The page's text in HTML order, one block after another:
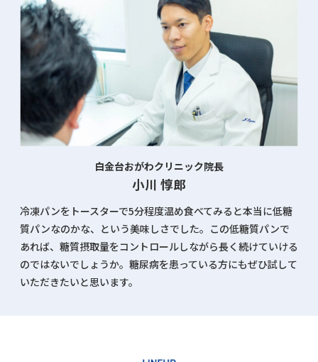
白金台おがわクリニック院長
小川 惇郎
冷凍パンをトースターで5分程度温め食べてみると本当に低糖
質パンなのかな、という美味しさでした。この低糖質パンで
あれば、糖質摂取量をコントロールしながら長く続けていける
のではないでしょうか。糖尿病を患っている方にもぜひ試して
いただきたいと思います。